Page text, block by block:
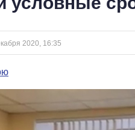
2020, 16:35